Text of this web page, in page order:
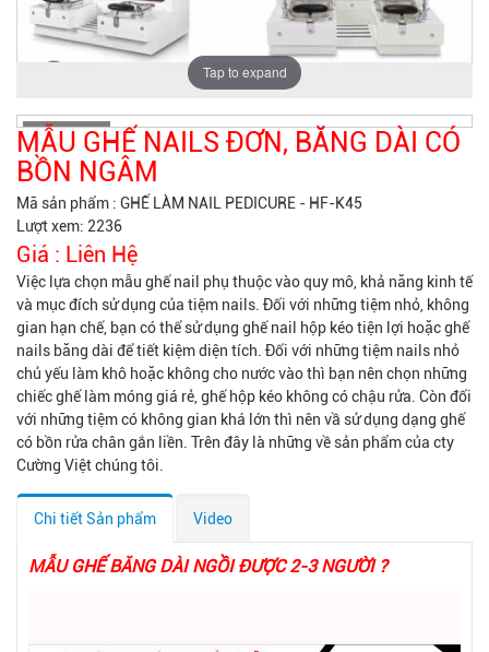
Tap to expand
MẪU GHẾ NAILS ĐƠN, BĂNG DÀI CÓ
BỒN NGÂM
Mã sản phẩm : GHẾ LÀM NAIL PEDICURE - HF-K45
Lượt xem: 2236
Giá : Liên Hệ
Việc lựa chọn mẫu ghế nail phụ thuộc vào quy mô, khả năng kinh tế
và mục đích sử dụng của tiệm nails. Đối với những tiệm nhỏ, không
gian hạn chế, bạn có thể sử dụng ghế nail hộp kéo tiện lợi hoặc ghế
nails băng dài để tiết kiệm diện tích. Đối với những tiệm nails nhỏ
chủ yếu làm khô hoặc không cho nước vào thì bạn nên chọn những
chiếc ghế làm móng giá rẻ, ghế hộp kéo không có chậu rửa. Còn đối
với những tiệm có không gian khá lớn thì nên vầ sử dụng dạng ghế
có bồn rửa chân gắn liền. Trên đây là những về sản phẩm của cty
Cường Việt chúng tôi.
Chi tiết Sản phẩm Video
MẪU GHẾ BĂNG DÀI NGỒI ĐƯỢC 2-3 NGƯỜI ?